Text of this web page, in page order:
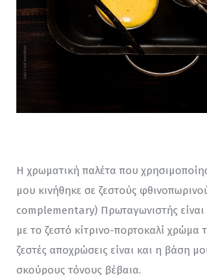
Η χρωματική παλέτα που
μου κινήθηκε σε ζεστούς
complementary) Πρωταγωνιστής
με το ζεστό κίτρινο-πορτοκαλί χρώμα
ζεστές αποχρώσεις είναι και η βάση
σκούρους τόνους βέβαια.